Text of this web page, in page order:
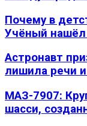
Почему в
Учёный нашёл
Астронавт
лишила речи
МАЗ-7907:
шасси,